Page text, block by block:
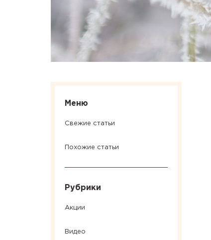
Меню
Свежие статьи
Похожие статьи
Рубрики
Акции
Видео